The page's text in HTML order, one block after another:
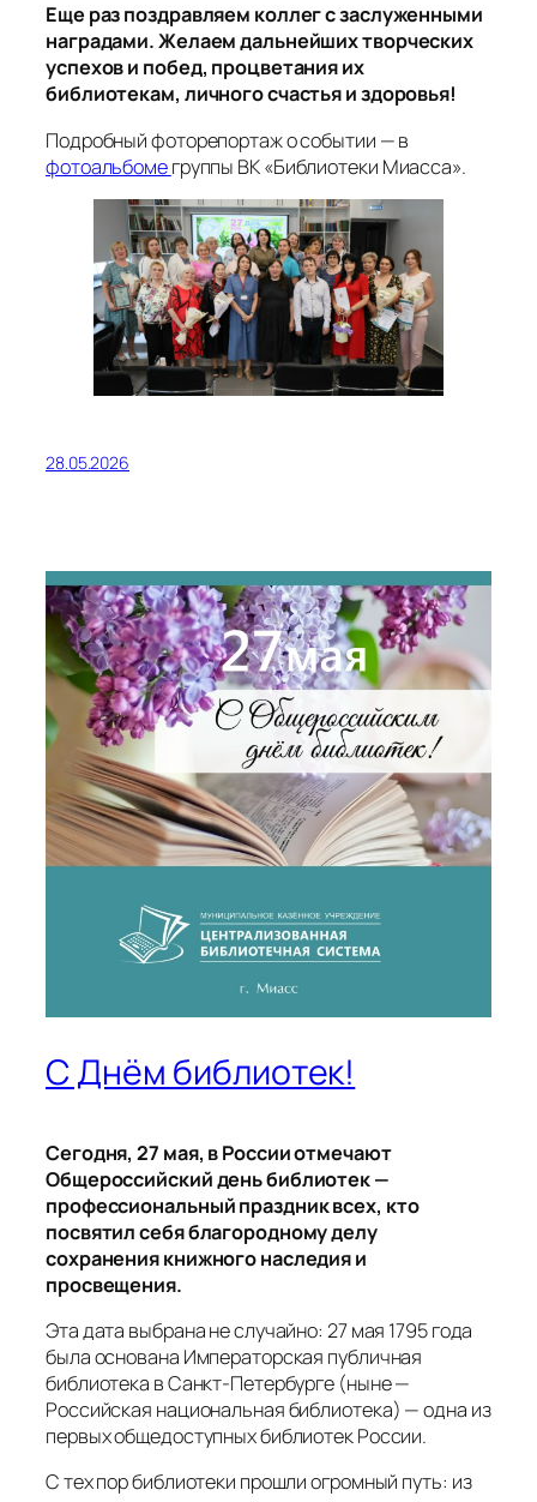
Еще раз поздравляем коллег с заслуженными
наградами. Желаем дальнейших творческих
успехов и побед, процветания их
библиотекам, личного счастья и здоровья!
Подробный фоторепортаж о событии — в
фотоальбомегруппы ВК «Библиотеки Миасса».
28.05.2026
С Днём библиотек!
Сегодня, 27 мая, в России отмечают
Общероссийский день библиотек —
профессиональный праздник всех, кто
посвятил себя благородному делу
сохранения книжного наследия и
просвещения.
Эта дата выбрана не случайно: 27 мая 1795 года
была основана Императорская публичная
библиотека в Санкт‑Петербурге (ныне —
Российская национальная библиотека) — одна из
первых общедоступных библиотек России.
С тех пор библиотеки прошли огромный путь: из